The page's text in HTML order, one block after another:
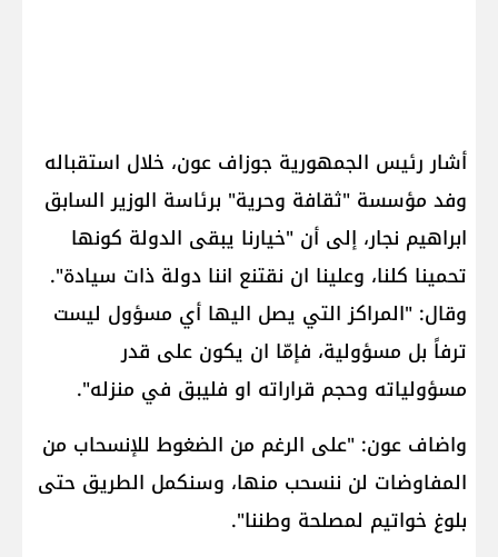
أشار رئيس الجمهورية ​جوزاف عون​، خلال استقباله
وفد مؤسسة "ثقافة وحرية" برئاسة الوزير السابق ​
ابراهيم نجار​، إلى أن "خيارنا يبقى الدولة كونها
تحمينا كلنا، وعلينا ان نقتنع اننا دولة ذات سيادة".
وقال: "المراكز التي يصل اليها أي مسؤول ليست
ترفاً بل مسؤولية، فإمّا ان يكون على قدر
مسؤولياته وحجم قراراته او فليبق في منزله".
واضاف عون: "على الرغم من الضغوط للإنسحاب من
المفاوضات لن ننسحب منها، وسنكمل الطريق حتى
بلوغ خواتيم لمصلحة وطننا".